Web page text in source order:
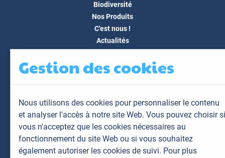
Biodiversité
Nos Produits
C'est nous !
Actualités
FAQ
Mon espace
Mes animaux
Mes résultats
Mes commandes
Mes factures
Gestion des cookies
Nous utilisons des cookies pour personnaliser le contenu
et analyser l'accès à notre site Web. Vous pouvez choisir si
vous n'acceptez que les cookies nécessaires au
fonctionnement du site Web ou si vous souhaitez
également autoriser les cookies de suivi. Pour plus